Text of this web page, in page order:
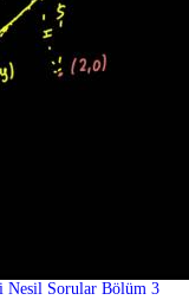
Nesil Sorular Bölüm 3